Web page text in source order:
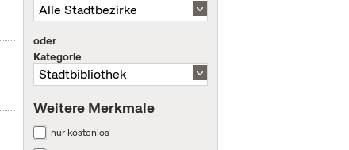
oder
Kategorie
Weitere Merkmale
nur kostenlos